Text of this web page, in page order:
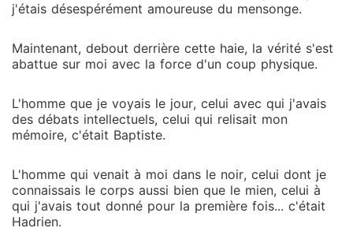
j'étais désespérément amoureuse du mensonge.
Maintenant, debout derrière cette haie, la vérité s'est
abattue sur moi avec la force d'un coup physique.
L'homme que je voyais le jour, celui avec qui j'avais
des débats intellectuels, celui qui relisait mon
mémoire, c'était Baptiste.
L'homme qui venait à moi dans le noir, celui dont je
connaissais le corps aussi bien que le mien, celui à
qui j'avais tout donné pour la première fois... c'était
Hadrien.